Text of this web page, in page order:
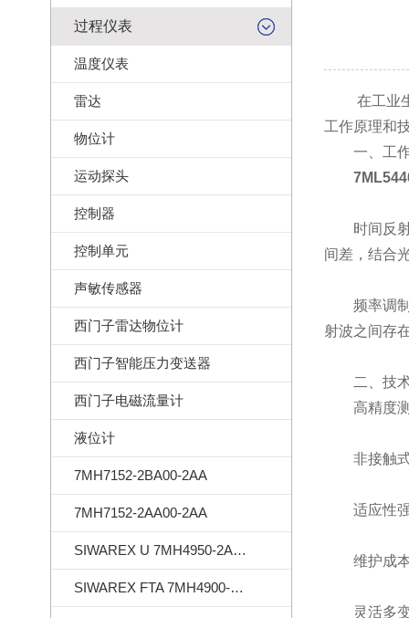
过程仪表
温度仪表
雷达
物位计
运动探头
控制器
控制单元
声敏传感器
西门子雷达物位计
西门子智能压力变送器
西门子电磁流量计
液位计
7MH7152-2BA00-2AA
7MH7152-2AA00-2AA
SIWAREX U 7MH4950-2AA01
SIWAREX FTA 7MH4900-2AA01
在工业生
工作原理和
一、工作
时间反射
间差，结合
频率调制
射波之间存
二、技术
高精度测
非接触式
适应性强
维护成本
灵活多变